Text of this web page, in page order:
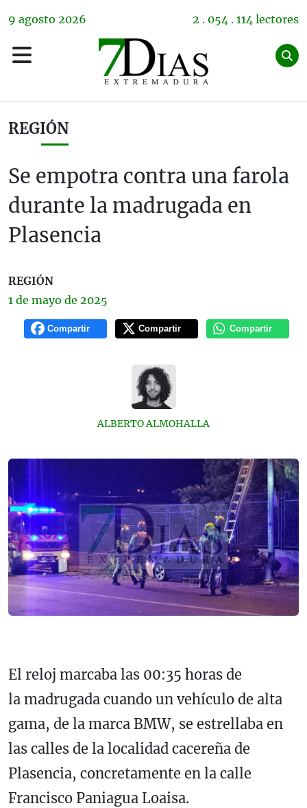
9 agosto 2026 2 . 054 . 114 lectores
REGIÓN
Se empotra contra una farola
durante la madrugada en
Plasencia
REGIÓN
1 de mayo de 2025
Compartir Compartir Compartir
ALBERTO ALMOHALLA
El reloj marcaba las 00:35 horas de
la madrugada cuando un vehículo de alta
gama, de la marca BMW, se estrellaba en
las calles de la localidad cacereña de
Plasencia, concretamente en la calle
Francisco Paniagua Loaisa.